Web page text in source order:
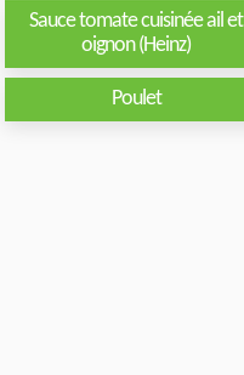
Sauce tomate cuisinée ail et
oignon (Heinz)
Poulet